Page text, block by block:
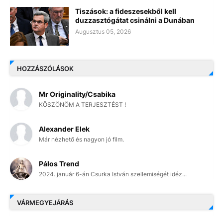
Tiszások: a fideszesekből kell
duzzasztógátat csinálni a Dunában
Augusztus 05, 2026
HOZZÁSZÓLÁSOK
Mr Originality/Csabika
KÖSZÖNÖM A TERJESZTÉST !
Alexander Elek
Már nézhető és nagyon jó film.
Pálos Trend
2024. január 6-án Csurka István szellemiségét idéz...
VÁRMEGYEJÁRÁS